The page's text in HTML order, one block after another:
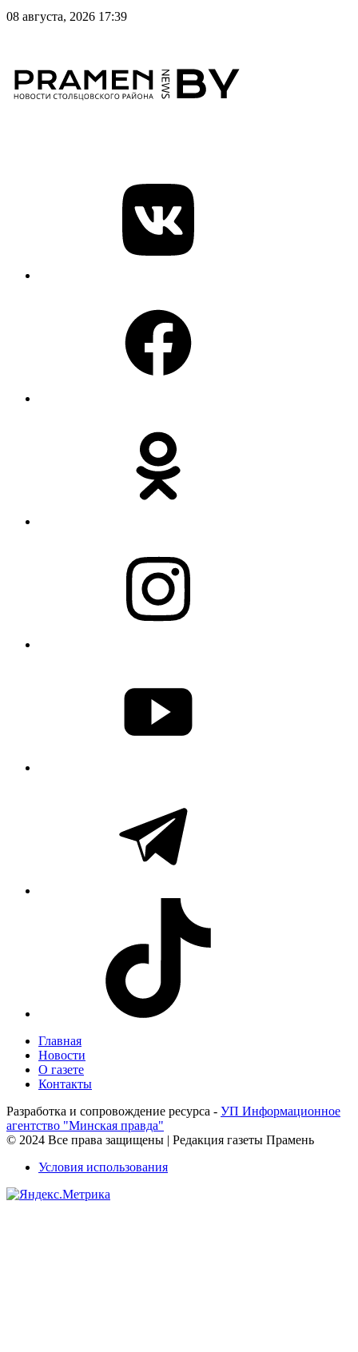
08 августа, 2026 17:39
Главная
Новости
О газете
Контакты
Разработка и сопровождение ресурса - УП Информационное
агентство "Минская правда"
© 2024 Все права защищены | Редакция газеты Прамень
Условия использования